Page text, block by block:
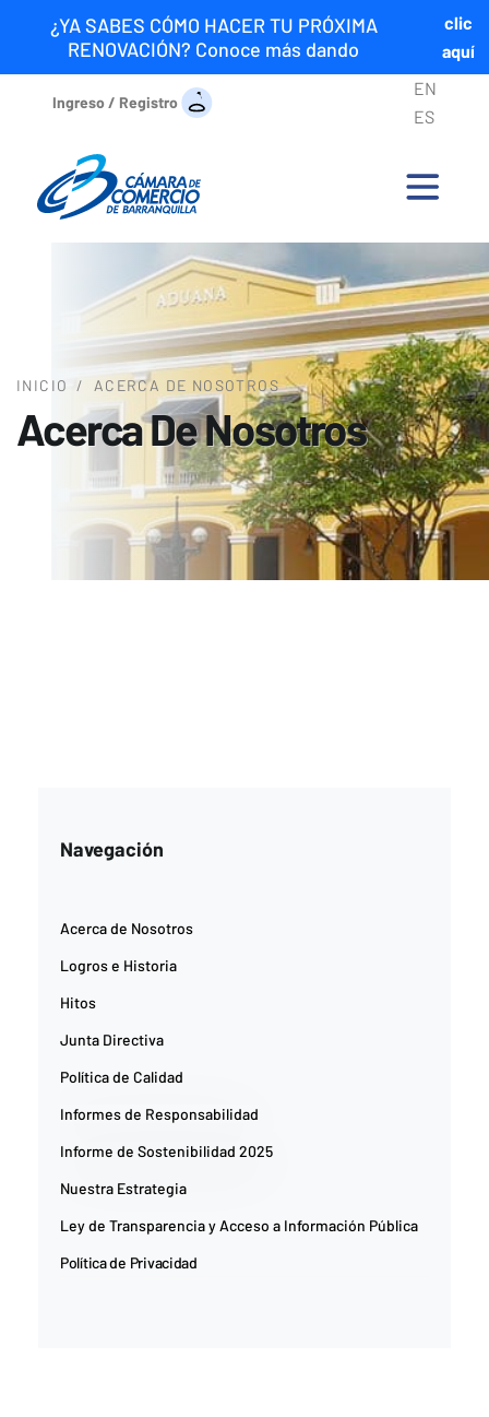
¿YA SABES CÓMO HACER TU PRÓXIMA
RENOVACIÓN? Conoce más dando
clic
aquí
Ingreso / Registro
EN
ES
INICIO / ACERCA DE NOSOTROS
Acerca De Nosotros
Navegación
Acerca de Nosotros
Logros e Historia
Hitos
Junta Directiva
Política de Calidad
Informes de Responsabilidad
Informe de Sostenibilidad 2025
Nuestra Estrategia
Ley de Transparencia y Acceso a Información Pública
Política de Privacidad